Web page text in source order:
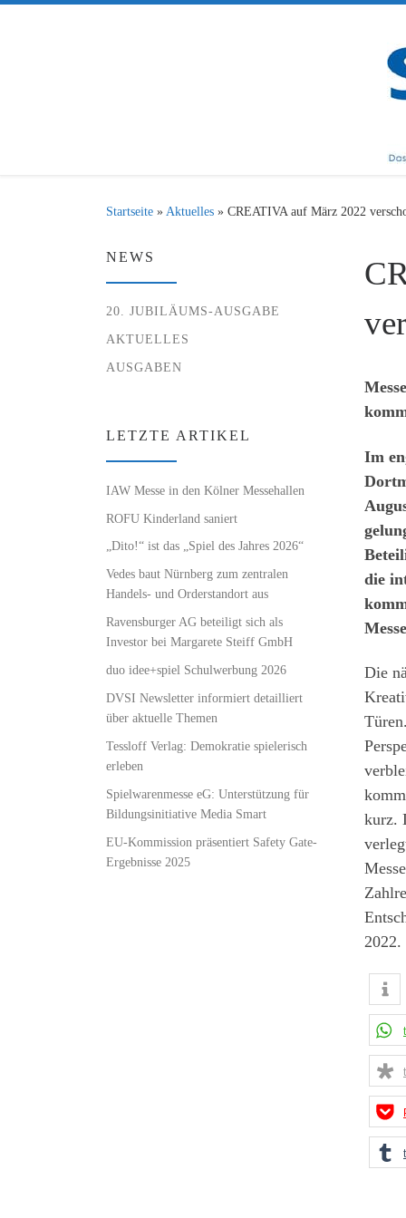
Startseite »Aktuelles » CREATIVA auf März 2022
Im
die
Die
kurz.
2022.
NEWS
20. JUBILÄUMS-AUSGABE
AKTUELLES
AUSGABEN
LETZTE ARTIKEL
IAW Messe in den Kölner Messehallen
ROFU Kinderland saniert
„Dito!“ ist das „Spiel des Jahres 2026“
Vedes baut Nürnberg zum zentralen
Handels- und Orderstandort aus
Ravensburger AG beteiligt sich als
Investor bei Margarete Steiff GmbH
duo idee+spiel Schulwerbung 2026
DVSI Newsletter informiert detailliert
über aktuelle Themen
Tessloff Verlag: Demokratie spielerisch
erleben
Spielwarenmesse eG: Unterstützung für
Bildungsinitiative Media Smart
EU-Kommission präsentiert Safety Gate-
Ergebnisse 2025